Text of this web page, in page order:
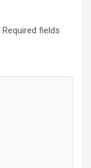
Required fields